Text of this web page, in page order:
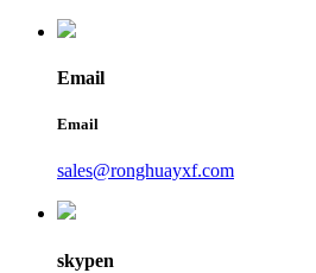
Email
Email
sales@ronghuayxf.com
skypen